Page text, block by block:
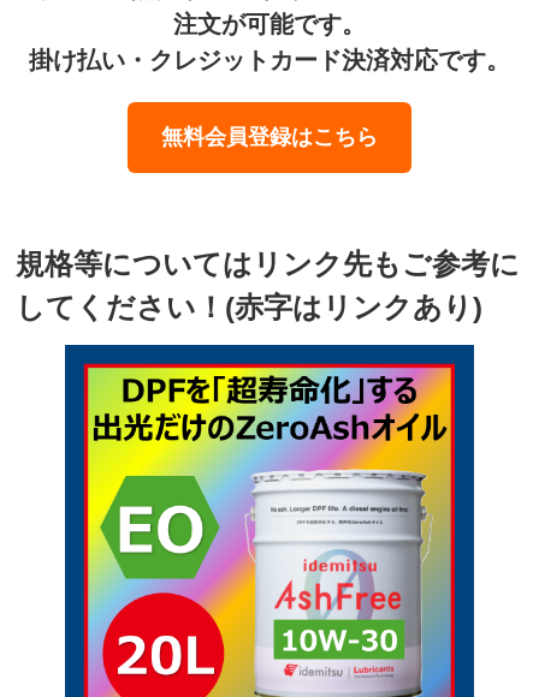
注文が可能です。
掛け払い・クレジットカード決済対応です。
無料会員登録はこちら
規格等についてはリンク先もご参考に
してください！(赤字はリンクあり)